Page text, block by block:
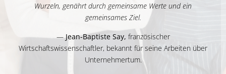
Wurzeln, genährt durch gemeinsame Werte und ein
gemeinsames Ziel.
—Jean-Baptiste Say, französischer
Wirtschaftswissenschaftler, bekannt für seine Arbeiten über
Unternehmertum.